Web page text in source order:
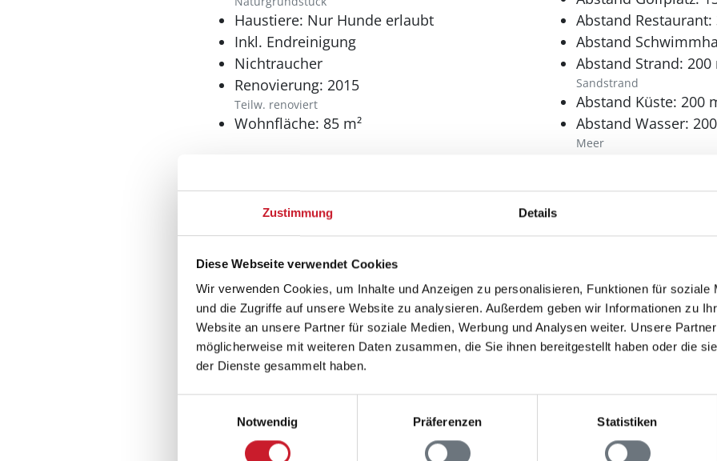
Zustimmung Details
Diese Webseite verwendet Cookies
Wir verwenden Cookies, um Inhalte und Anzeigen zu personalisieren, Funktionen für soziale
und die Zugriffe auf unsere Website zu analysieren. Außerdem geben wir Informationen zu
Website an unsere Partner für soziale Medien, Werbung und Analysen weiter. Unsere
möglicherweise mit weiteren Daten zusammen, die Sie ihnen bereitgestellt haben oder die
der Dienste gesammelt haben.
Notwendig
Präferenzen Statistiken
Haustiere: Nur Hunde erlaubt
Inkl. Endreinigung
Nichtraucher
Renovierung: 2015
Teilw. renoviert
Wohnfläche: 85 m²
Abstand Restaurant:
Abstand
Abstand Strand: 200
Sandstrand
Abstand Küste: 200
Abstand Wasser:
Meer
180 x 200
Küche
Dunstabzug
Extra Backofen
Geschirrspüler
Herd
Mikrowelle
Tiefkühler: 100 l
Anzahl Duschen: 1
Anzahl Toiletten: 1